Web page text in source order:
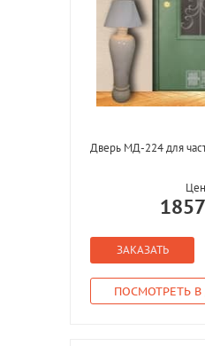
Дверь МД-224 для
ЗАКАЗАТЬ
ПОСМОТРЕТЬ В